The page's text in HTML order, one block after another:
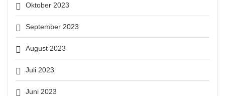
Oktober 2023
September 2023
August 2023
Juli 2023
Juni 2023